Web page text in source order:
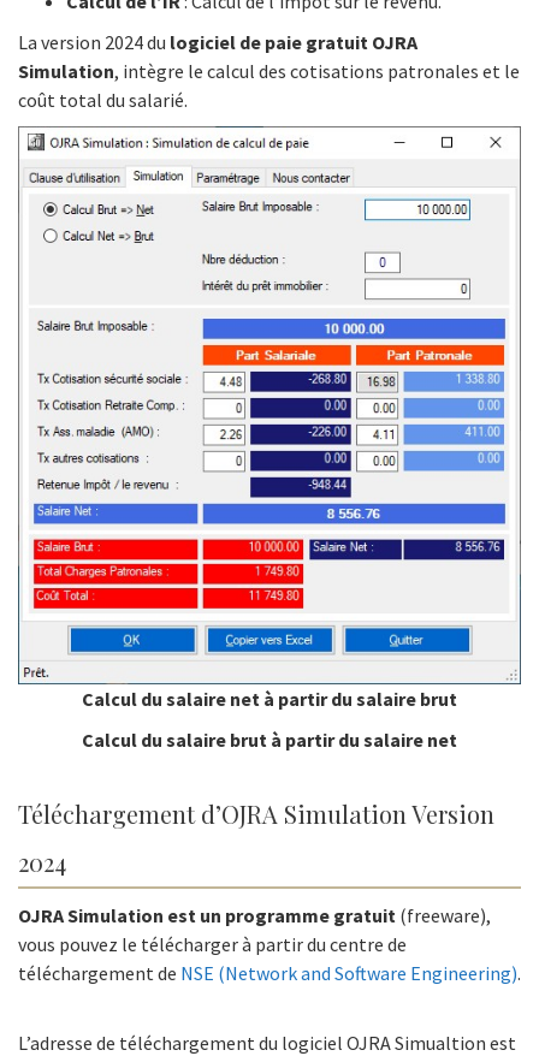
La version 2024 du logiciel de paie gratuit OJRA
Simulation, intègre le calcul des cotisations patronales et le
coût total du salarié.
Calcul du salaire net à partir du salaire brut
Calcul du salaire brut à partir du salaire net
Téléchargement d’OJRA Simulation Version
2024
OJRA Simulation est un programme gratuit (freeware),
vous pouvez le télécharger à partir du centre de
téléchargement de NSE (Network and Software Engineering).
L’adresse de téléchargement du logiciel OJRA Simualtion est